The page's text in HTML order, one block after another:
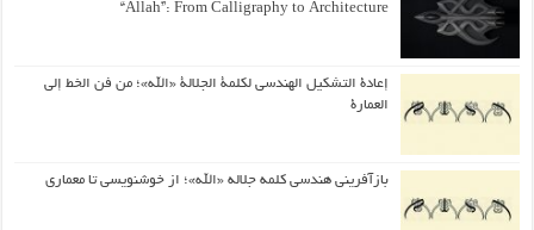
“Allah”: From Calligraphy to Architecture
إعادة التشكيل الهندسي لكلمة الجلالة «الله»؛ من فن الخط إلى
العمارة
بازآفرینی هندسی کلمه جلاله «الله»؛ از خوشنویسی تا معماری